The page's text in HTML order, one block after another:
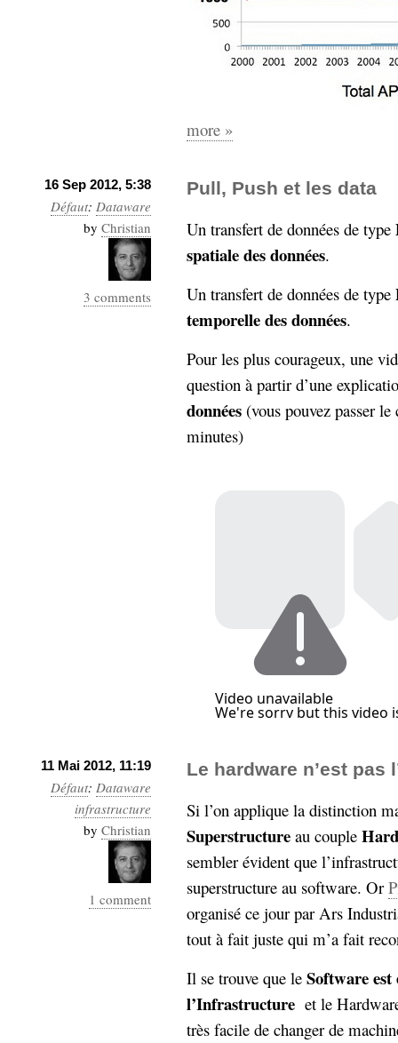
more »
16 Sep 2012, 5:38
Défaut: Dataware
by Christian
3 comments
Pull, Push et les data
Un transfert de données de type
spatiale des données.
Un transfert de données de type
temporelle des données.
Pour les plus courageux, une
question à partir d’une
données (vous pouvez passer
minutes)
11 Mai 2012, 11:19
Défaut: Dataware
infrastructure
by Christian
1 comment
Le hardware n’est pas
Si l’on applique la distinction
Superstructure au couple
sembler évident que
superstructure au software. Or
organisé ce jour par Ars
tout à fait juste qui m’a fait
Il se trouve que le Software est
l’Infrastructure et le
très facile de changer de